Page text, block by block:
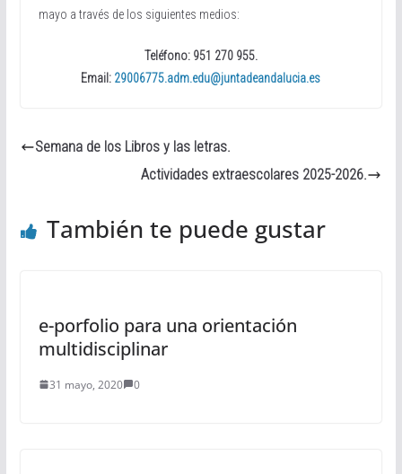
mayo a través de los siguientes medios:
Teléfono: 951 270 955.
Email: 29006775.adm.edu@juntadeandalucia.es
Semana de los Libros y las letras.
Actividades extraescolares 2025-2026.
También te puede gustar
e-porfolio para una orientación
multidisciplinar
31 mayo, 2020 0